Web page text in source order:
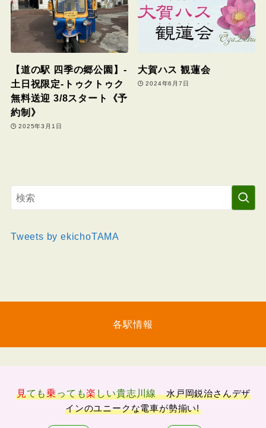
【道の駅 四季の郷公園】-
土日祝限定-トゥクトゥク
無料送迎 3/8スタート《予
約制》
2025年3月1日
大賀ハス 観蓮会
2024年6月7日
Tweets by ekichoTAMA
各駅情報
見ても乗っても楽しい貴志川線
水戸岡鋭治さんデザ
インのユニークな電車が勢揃い!